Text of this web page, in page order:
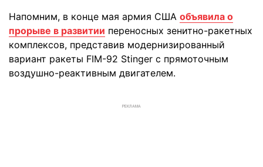
Напомним, в конце мая армия США объявила о
прорыве в развитии переносных зенитно-ракетных
комплексов, представив модернизированный
вариант ракеты FIM-92 Stinger с прямоточным
воздушно-реактивным двигателем.
РЕКЛАМА